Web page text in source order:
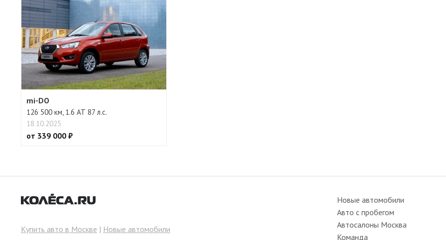
mi-DO
126 500 км, 1.6 АТ 87 л.с.
18.10.2025
от 339 000 ₽
Купить авто в Москве | Новые автомобили
Новые автомобили
Авто с пробегом
Автосалоны Москва
Команда